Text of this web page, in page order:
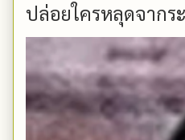
ปล่อยใครหลุดจากร